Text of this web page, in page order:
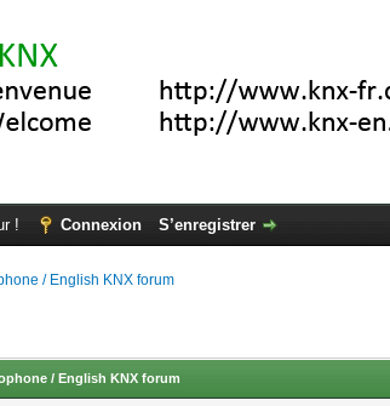
! Connexion S’enregistrer
/ English KNX forum
/ English KNX forum